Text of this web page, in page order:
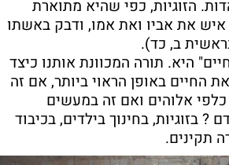
הזוגיות, כפי שהיא מתוארת
איש את אביו ואת אמו, ודבק באשתו
ב, כד).
היא. תורה המכוונת אותנו כיצד
החיים באופן הראוי ביותר, אם זה
אלוהים ואם זה במעשים
? בזוגיות, בחינוך בילדים, בכיבוד
תקינים.